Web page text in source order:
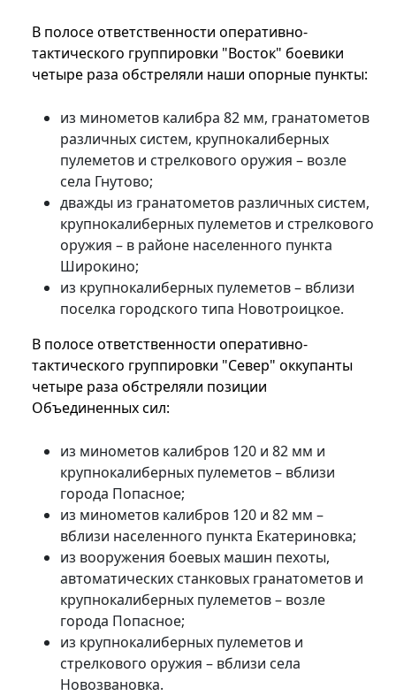
В полосе ответственности оперативно-
тактического группировки "Восток" боевики
четыре раза обстреляли наши опорные пункты:
из минометов калибра 82 мм, гранатометов
различных систем, крупнокалиберных
пулеметов и стрелкового оружия – возле
села Гнутово;
дважды из гранатометов различных систем,
крупнокалиберных пулеметов и стрелкового
оружия – в районе населенного пункта
Широкино;
из крупнокалиберных пулеметов – вблизи
поселка городского типа Новотроицкое.
В полосе ответственности оперативно-
тактического группировки "Север" оккупанты
четыре раза обстреляли позиции
Объединенных сил:
из минометов калибров 120 и 82 мм и
крупнокалиберных пулеметов – вблизи
города Попасное;
из минометов калибров 120 и 82 мм –
вблизи населенного пункта Екатериновка;
из вооружения боевых машин пехоты,
автоматических станковых гранатометов и
крупнокалиберных пулеметов – возле
города Попасное;
из крупнокалиберных пулеметов и
стрелкового оружия – вблизи села
Новозвановка.